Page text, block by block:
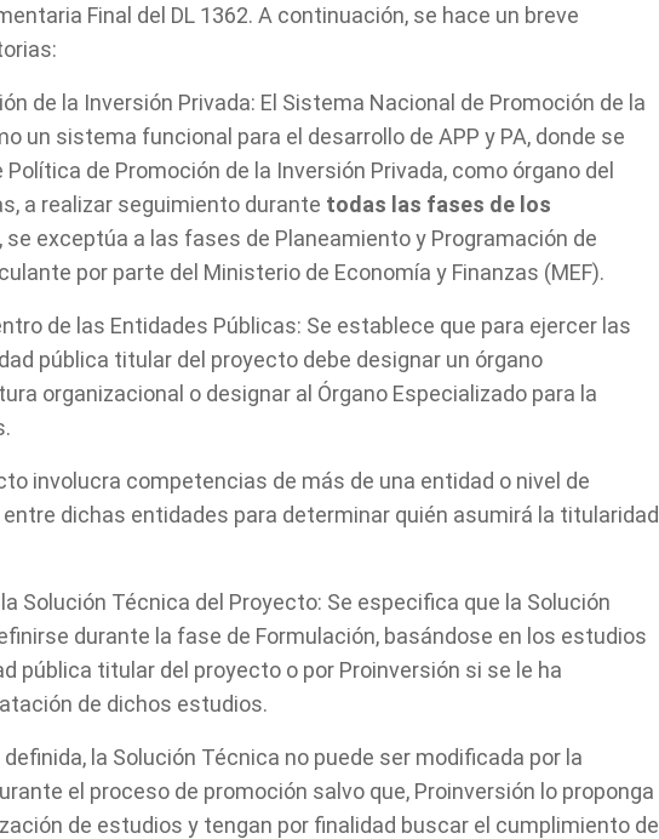
Final del DL 1362. A continuación, se hace un breve
de la Inversión Privada: El Sistema Nacional de Promoción de la
un sistema funcional para el desarrollo de APP y PA, donde se
de Promoción de la Inversión Privada, como órgano del
a realizar seguimiento durante todas las fases de los
se exceptúa a las fases de Planeamiento y Programación de
por parte del Ministerio de Economía y Finanzas (MEF).
de las Entidades Públicas: Se establece que para ejercer las
pública titular del proyecto debe designar un órgano
organizacional o designar al Órgano Especializado para la
involucra competencias de más de una entidad o nivel de
dichas entidades para determinar quién asumirá la titularidad
Solución Técnica del Proyecto: Se especifica que la Solución
durante la fase de Formulación, basándose en los estudios
pública titular del proyecto o por Proinversión si se le ha
de dichos estudios.
la Solución Técnica no puede ser modificada por la
el proceso de promoción salvo que, Proinversión lo proponga
de estudios y tengan por finalidad buscar el cumplimiento de